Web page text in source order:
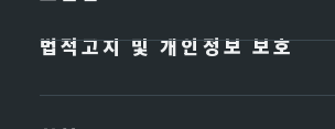
법적고지 및 개인정보 보호